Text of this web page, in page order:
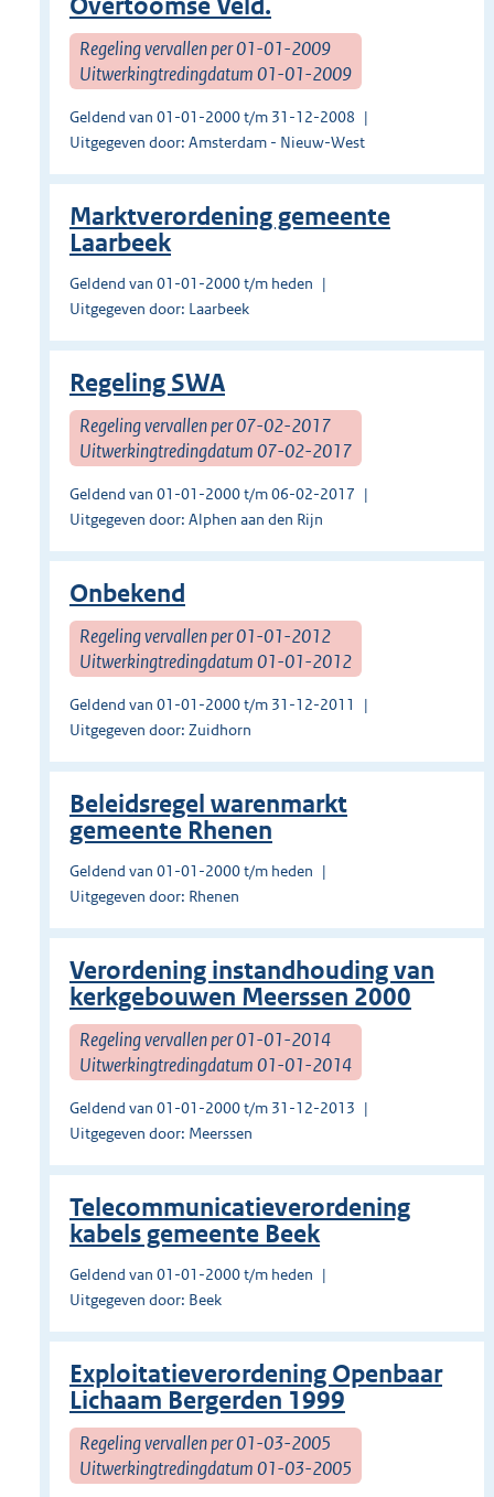
Overtoomse Veld.
Regeling vervallen per 01-01-2009
Uitwerkingtredingdatum 01-01-2009
Geldend van 01-01-2000 t/m 31-12-2008
Uitgegeven door: Amsterdam - Nieuw-West
Marktverordening gemeente
Laarbeek
Geldend van 01-01-2000 t/m heden
Uitgegeven door: Laarbeek
Regeling SWA
Regeling vervallen per 07-02-2017
Uitwerkingtredingdatum 07-02-2017
Geldend van 01-01-2000 t/m 06-02-2017
Uitgegeven door: Alphen aan den Rijn
Onbekend
Regeling vervallen per 01-01-2012
Uitwerkingtredingdatum 01-01-2012
Geldend van 01-01-2000 t/m 31-12-2011
Uitgegeven door: Zuidhorn
Beleidsregel warenmarkt
gemeente Rhenen
Geldend van 01-01-2000 t/m heden
Uitgegeven door: Rhenen
Verordening instandhouding van
kerkgebouwen Meerssen 2000
Regeling vervallen per 01-01-2014
Uitwerkingtredingdatum 01-01-2014
Geldend van 01-01-2000 t/m 31-12-2013
Uitgegeven door: Meerssen
Telecommunicatieverordening
kabels gemeente Beek
Geldend van 01-01-2000 t/m heden
Uitgegeven door: Beek
Exploitatieverordening Openbaar
Lichaam Bergerden 1999
Regeling vervallen per 01-03-2005
Uitwerkingtredingdatum 01-03-2005